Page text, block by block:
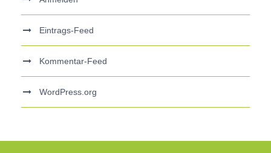
Eintrags-Feed
Kommentar-Feed
WordPress.org